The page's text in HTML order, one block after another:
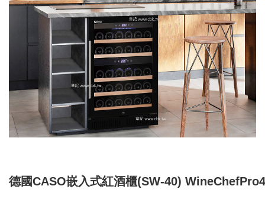
德國CASO嵌入式紅酒櫃(SW-40)